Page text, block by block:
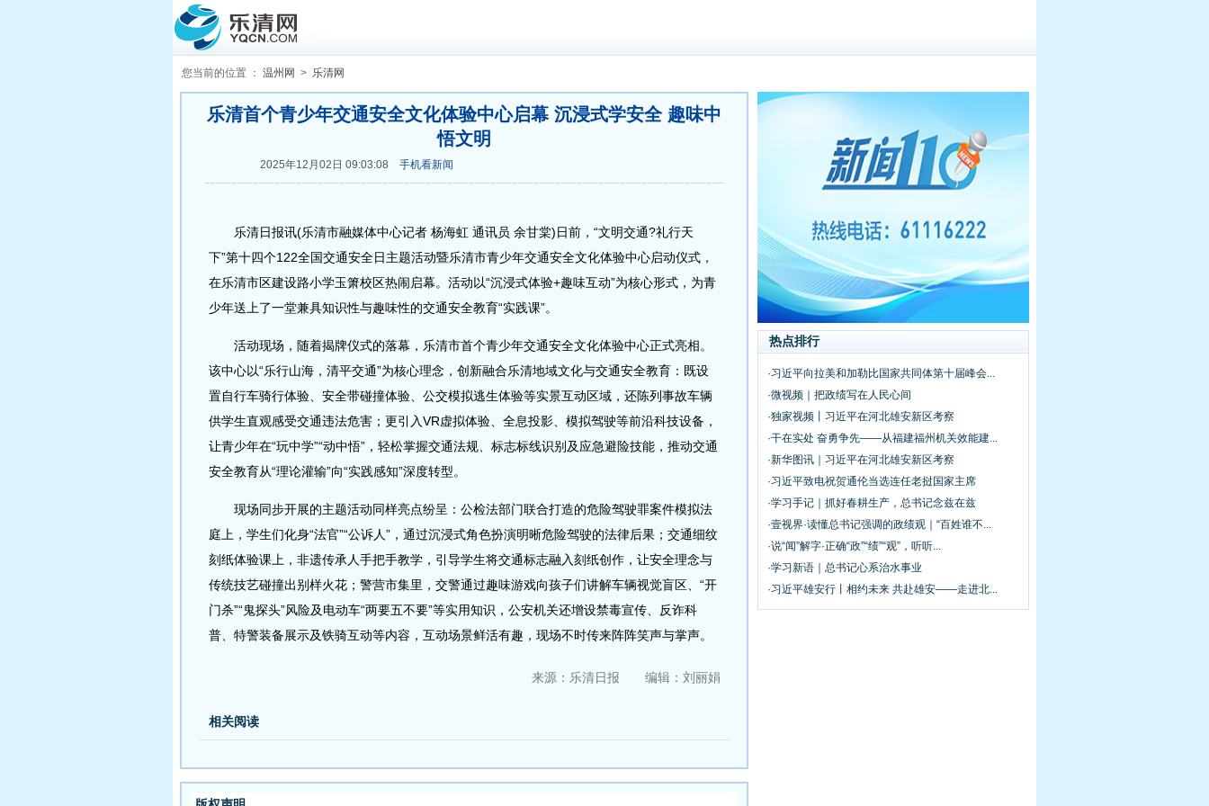
您当前的位置 ： 温州网 > 乐清网
乐清首个青少年交通安全文化体验中心启幕 沉浸式学安全 趣味中
悟文明
2025年12月02日 09:03:08 手机看新闻
乐清日报讯(乐清市融媒体中心记者 杨海虹 通讯员 余甘棠)日前，“文明交通?礼行天
下”第十四个122全国交通安全日主题活动暨乐清市青少年交通安全文化体验中心启动仪式，
在乐清市区建设路小学玉箫校区热闹启幕。活动以“沉浸式体验+趣味互动”为核心形式，为青
少年送上了一堂兼具知识性与趣味性的交通安全教育“实践课”。
活动现场，随着揭牌仪式的落幕，乐清市首个青少年交通安全文化体验中心正式亮相。
该中心以“乐行山海，清平交通”为核心理念，创新融合乐清地域文化与交通安全教育：既设
置自行车骑行体验、安全带碰撞体验、公交模拟逃生体验等实景互动区域，还陈列事故车辆
供学生直观感受交通违法危害；更引入VR虚拟体验、全息投影、模拟驾驶等前沿科技设备，
让青少年在“玩中学”“动中悟”，轻松掌握交通法规、标志标线识别及应急避险技能，推动交通
安全教育从“理论灌输”向“实践感知”深度转型。
现场同步开展的主题活动同样亮点纷呈：公检法部门联合打造的危险驾驶罪案件模拟法
庭上，学生们化身“法官”“公诉人”，通过沉浸式角色扮演明晰危险驾驶的法律后果；交通细纹
刻纸体验课上，非遗传承人手把手教学，引导学生将交通标志融入刻纸创作，让安全理念与
传统技艺碰撞出别样火花；警营市集里，交警通过趣味游戏向孩子们讲解车辆视觉盲区、“开
门杀”“鬼探头”风险及电动车“两要五不要”等实用知识，公安机关还增设禁毒宣传、反诈科
普、特警装备展示及铁骑互动等内容，互动场景鲜活有趣，现场不时传来阵阵笑声与掌声。
来源：乐清日报 编辑：刘丽娟
相关阅读
热点排行
·习近平向拉美和加勒比国家共同体第十届峰会...
·微视频｜把政绩写在人民心间
·独家视频丨习近平在河北雄安新区考察
·干在实处 奋勇争先——从福建福州机关效能建...
·新华图讯｜习近平在河北雄安新区考察
·习近平致电祝贺通伦当选连任老挝国家主席
·学习手记｜抓好春耕生产，总书记念兹在兹
·壹视界·读懂总书记强调的政绩观｜“百姓谁不...
·说“闻”解字·正确“政”“绩”“观”，听听...
·学习新语｜总书记心系治水事业
·习近平雄安行丨相约未来 共赴雄安——走进北...